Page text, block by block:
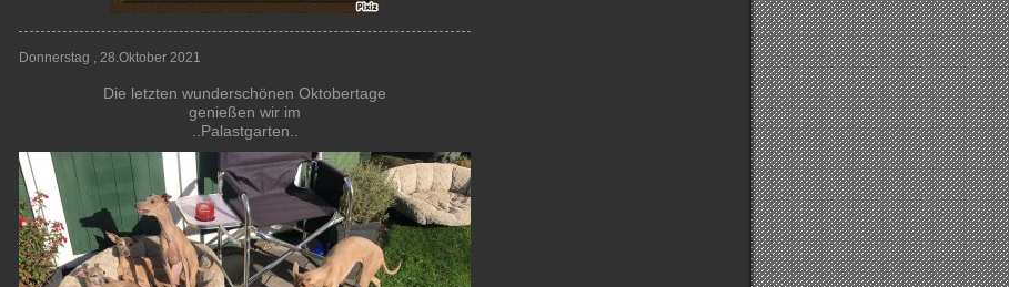
Donnerstag , 28.Oktober 2021
Die letzten wunderschönen Oktobertage
genießen wir im
..Palastgarten..